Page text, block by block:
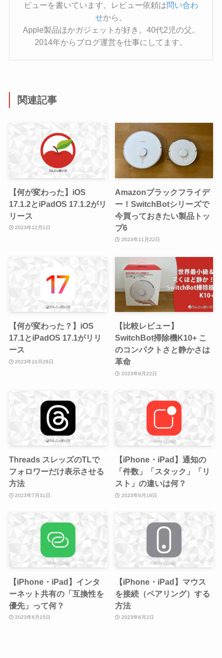
ビューを書いています。レビュー依頼は問い合わ
せから。
Apple製品ほかガジェットが好き。40代2児の父。
2014年からブログ運営を仕事にしてます。
関連記事
【何が変わった】iOS
17.1.2とiPadOS 17.1.2がリ
リース
2023年12月1日
Amazonブラックフライデ
ー！SwitchBotシリーズで
今買っておきたい製品トッ
プ6
2023年11月22日
【何が変わった？】iOS
17.1とiPadOS 17.1がリリ
ース
2023年10月26日
【比較レビュー】
SwitchBot掃除機K10+ こ
のコンパクトさと静かさは
革命
2023年9月22日
Threads スレッズのTLで
フォロワーだけ表示させる
方法
2023年7月31日
【iPhone・iPad】通知の
「件数」「スタック」「リ
スト」の違いは何？
2023年6月16日
【iPhone・iPad】インタ
ーネット共有の「互換性を
優先」って何？
2023年6月15日
【iPhone・iPad】マウス
を接続（ペアリング）する
方法
2023年6月2日